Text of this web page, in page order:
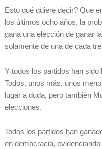
Esto qué quiere decir? Que
los últimos ocho años, la
gana una elección de ganar
solamente de una de cada
Y todos los partidos han sido
Todos, unos más, unos
lugar a duda, pero también
elecciones.
Todos los partidos han
en democracia,